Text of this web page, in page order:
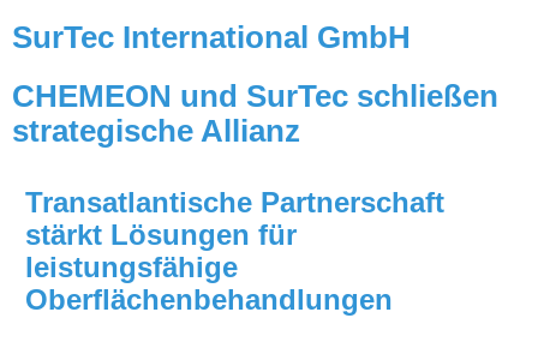
SurTec International GmbH
CHEMEON und SurTec schließen
strategische Allianz
Transatlantische Partnerschaft
stärkt Lösungen für
leistungsfähige
Oberflächenbehandlungen